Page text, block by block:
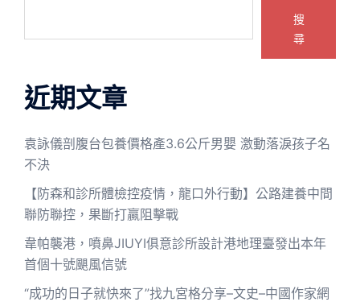
搜
尋
近期文章
袁詠儀剖腹台包養價格產3.6公斤男嬰 激動落淚孩子名
不決
【防森和診所體檢控疫情，龍口外行動】公路建養中間
聯防聯控，果斷打贏阻擊戰
韋帕襲港，噴鼻JIUYI俱意診所設計港地理臺發出本年
首個十號颶風信號
“成功的日子就快來了”找九宮格分享–文史–中國作家網